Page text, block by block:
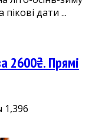
дати ...
2600₴. Прямі
1,396